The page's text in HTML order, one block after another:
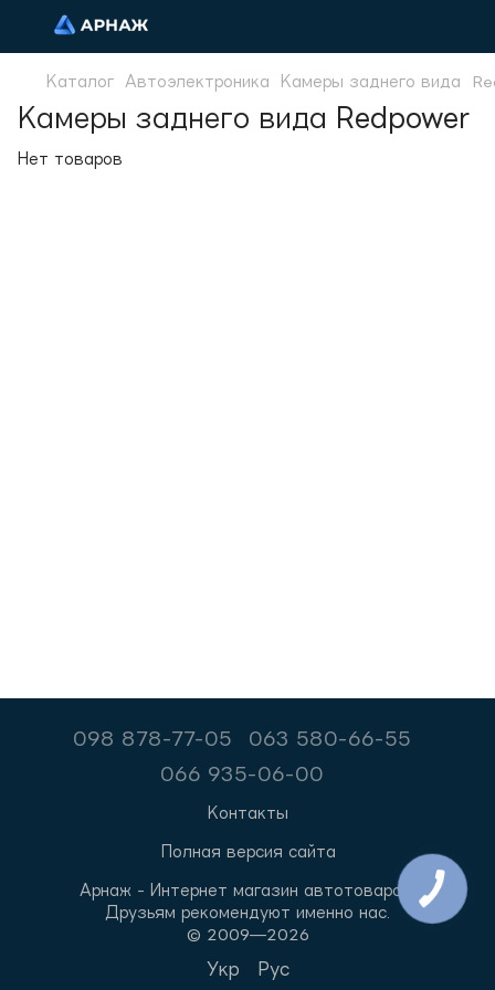
Каталог Автоэлектроника Камеры заднего вида
Камеры заднего вида Redpower
Нет товаров
098 878-77-05
063 580-66-55
066 935-06-00
Контакты
Полная версия сайта
Арнаж - Интернет магазин автотоваров.
Друзьям рекомендуют именно нас.
© 2009—2026
Укр Рус